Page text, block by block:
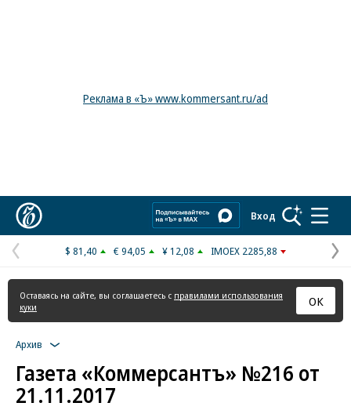
Реклама в «Ъ» www.kommersant.ru/ad
Вход
Предыдущая
страница
$ 81,40 € 94,05 ¥ 12,08 IMOEX 2285,88
Оставаясь на сайте, вы соглашаетесь с правилами использования
куки
ОК
Архив
Газета «Коммерсантъ» №216 от
21.11.2017